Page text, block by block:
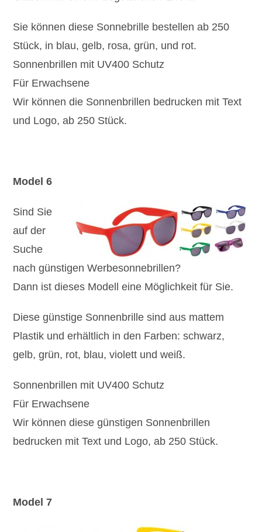
Sie können diese Sonnebrille bestellen ab 250
Stück, in blau, gelb, rosa, grün, und rot.
Sonnenbrillen mit UV400 Schutz
Für Erwachsene
Wir können die Sonnenbrillen bedrucken mit Text
und Logo, ab 250 Stück.
Model 6
Sind Sie
auf der
Suche
nach günstigen Werbesonnebrillen?
Dann ist dieses Modell eine Möglichkeit für Sie.
Diese günstige Sonnenbrille sind aus mattem
Plastik und erhältlich in den Farben: schwarz,
gelb, grün, rot, blau, violett und weiß.
Sonnenbrillen mit UV400 Schutz
Für Erwachsene
Wir können diese günstigen Sonnenbrillen
bedrucken mit Text und Logo, ab 250 Stück.
Model 7